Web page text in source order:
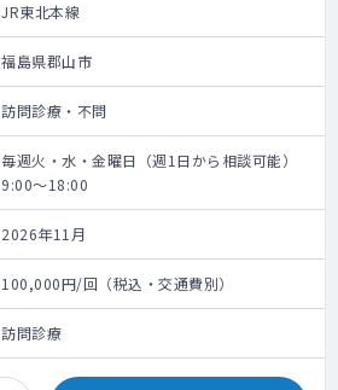
JR東北本線
福島県郡山市
訪問診療・不問
毎週火・水・金曜日（週1日から相談可能）
9:00～18:00
2026年11月
100,000円/回（税込・交通費別）
訪問診療